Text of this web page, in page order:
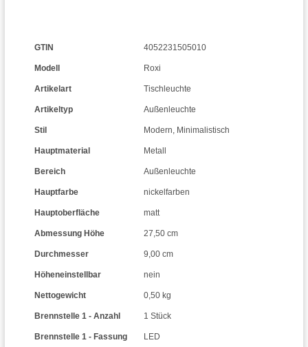
GTIN 4052231505010
Modell Roxi
Artikelart Tischleuchte
Artikeltyp Außenleuchte
Stil Modern, Minimalistisch
Hauptmaterial Metall
Bereich Außenleuchte
Hauptfarbe nickelfarben
Hauptoberfläche matt
Abmessung Höhe 27,50 cm
Durchmesser 9,00 cm
Höheneinstellbar nein
Nettogewicht 0,50 kg
Brennstelle 1 - Anzahl 1 Stück
Brennstelle 1 - Fassung LED